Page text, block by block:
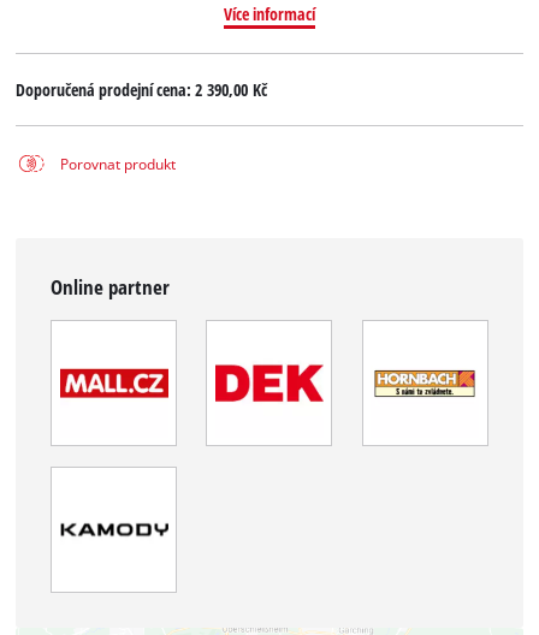
Více informací
Doporučená prodejní cena:2 390,00 Kč
Porovnat produkt
Online partner